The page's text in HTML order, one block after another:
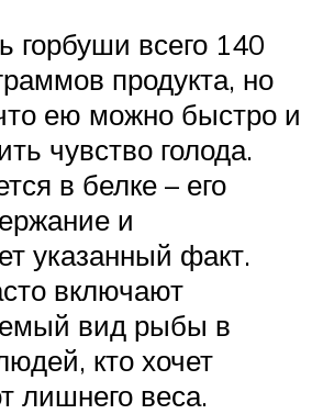
горбуши всего 140
продукта, но
ею можно быстро и
чувство голода.
в белке – его
и
указанный факт.
включают
вид рыбы в
кто хочет
лишнего веса.